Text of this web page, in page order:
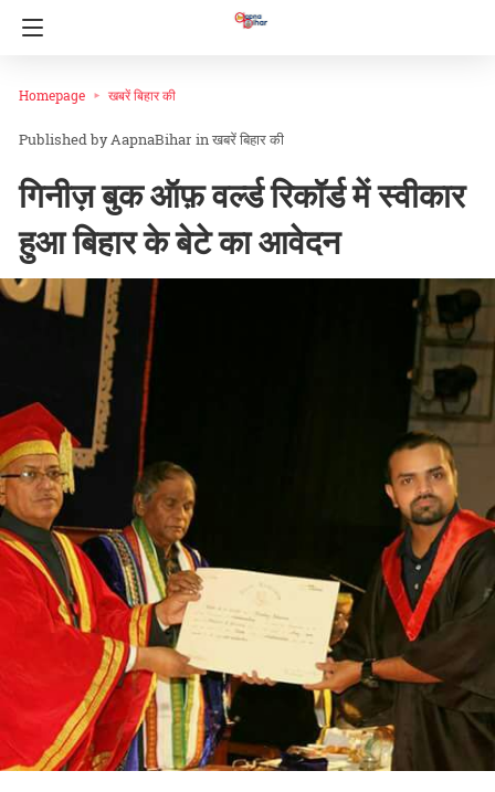
Homepage खबरें बिहार की
AapnaBihar inखबरें बिहार की
गिनीज़ बुक ऑफ़ वर्ल्ड रिकॉर्ड में स्वीकार
हुआ बिहार के बेटे का आवेदन